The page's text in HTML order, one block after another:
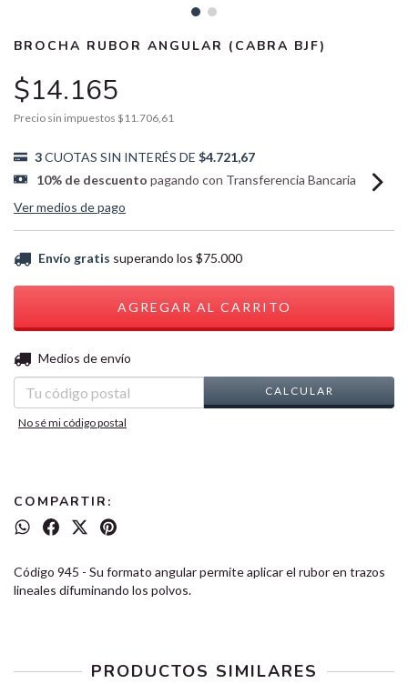
BROCHA RUBOR ANGULAR (CABRA BJF)
$14.165
Precio sin impuestos $11.706,61
3CUOTAS SIN INTERÉS DE $4.721,67
10% de descuento pagando con Transferencia Bancaria
Ver medios de pago
Envío gratis superando los $75.000
Entregas para el CP:
Medios de envío
CALCULAR
No sé mi código postal
COMPARTIR:
Código 945 - Su formato angular permite aplicar el rubor en trazos
lineales difuminando los polvos.
PRODUCTOS SIMILARES